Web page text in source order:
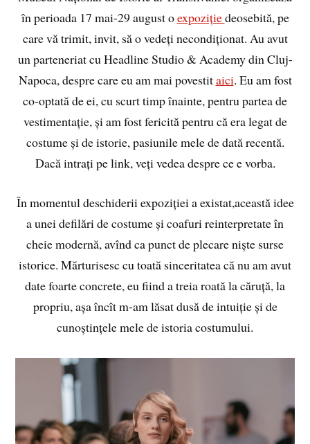
în perioada 17 mai-29 august oexpozițiedeosebită, pe
care vă trimit, invit, să o vedeți necondiționat. Au avut
un parteneriat cu Headline Studio & Academy din Cluj-
Napoca, despre care eu am mai povestitaici. Eu am fost
co-optată de ei, cu scurt timp înainte, pentru partea de
vestimentație, și am fost fericită pentru că era legat de
costume și de istorie, pasiunile mele de dată recentă.
Dacă intrați pe link, veți vedea despre ce e vorba.
În momentul deschiderii expoziției a existat,această idee
a unei defilări de costume și coafuri reinterpretate în
cheie modernă, avînd ca punct de plecare niște surse
istorice. Mărturisesc cu toată sinceritatea că nu am avut
date foarte concrete, eu fiind a treia roată la căruță, la
propriu, așa încît m-am lăsat dusă de intuiție și de
cunoștințele mele de istoria costumului.